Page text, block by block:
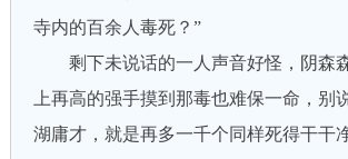
寺内的百余人毒死？”
剩下未说话的一人声音好怪，阴森
上再高的强手摸到那毒也难保一命，别
湖庸才，就是再多一千个同样死得干干